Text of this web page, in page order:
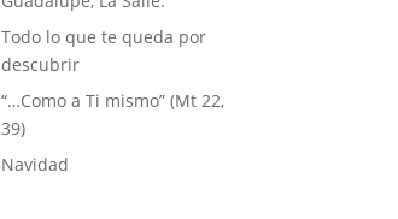
Todo lo que te queda por
descubrir
“…Como a Ti mismo” (Mt 22,
39)
Navidad